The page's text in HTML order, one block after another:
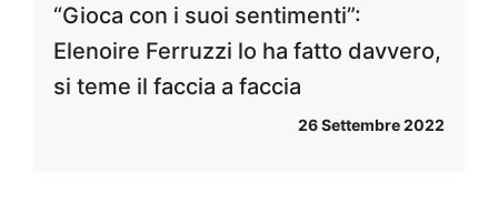
“Gioca con i suoi sentimenti”:
Elenoire Ferruzzi lo ha fatto davvero,
si teme il faccia a faccia
26 Settembre 2022